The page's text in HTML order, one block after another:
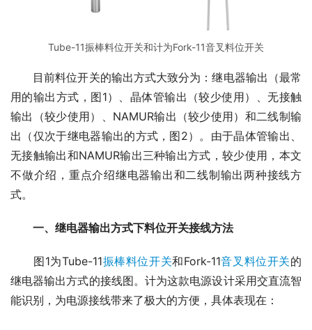
Tube-11振棒料位开关和计为Fork-11音叉料位开关
目前料位开关的输出方式大致分为：继电器输出（最常
用的输出方式，图1）、晶体管输出（较少使用）、无接触
输出（较少使用）、NAMUR输出（较少使用）和二线制输
出（仅次于继电器输出的方式，图2）。由于晶体管输出、
无接触输出和NAMUR输出三种输出方式，较少使用，本文
不做介绍，重点介绍继电器输出和二线制输出两种接线方
式。
一、继电器输出方式下料位开关接线方法
图1为Tube-11振棒料位开关和Fork-11音叉料位开关的
继电器输出方式的接线图。计为这款电源设计采用交直流智
能识别，为电源接线带来了极大的方便，具体表现在：